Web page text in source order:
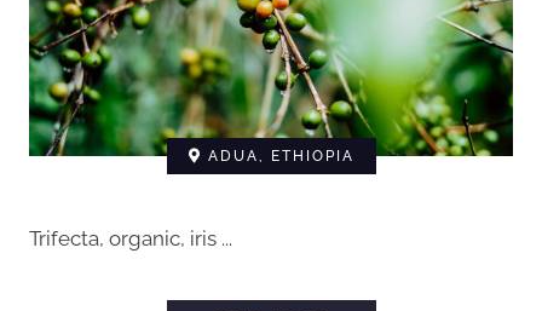
ADUA, ETHIOPIA
Trifecta, organic, iris ...